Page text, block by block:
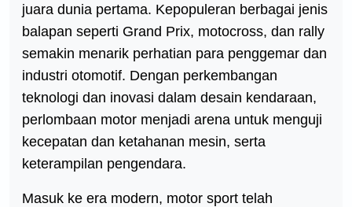
juara dunia pertama. Kepopuleran berbagai jenis
balapan seperti Grand Prix, motocross, dan rally
semakin menarik perhatian para penggemar dan
industri otomotif. Dengan perkembangan
teknologi dan inovasi dalam desain kendaraan,
perlombaan motor menjadi arena untuk menguji
kecepatan dan ketahanan mesin, serta
keterampilan pengendara.
Masuk ke era modern, motor sport telah